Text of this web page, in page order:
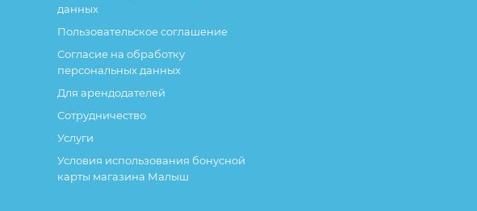
данных
Пользовательское соглашение
Согласие на обработку
персональных данных
Для арендодателей
Сотрудничество
Услуги
Условия использования бонусной
карты магазина Малыш